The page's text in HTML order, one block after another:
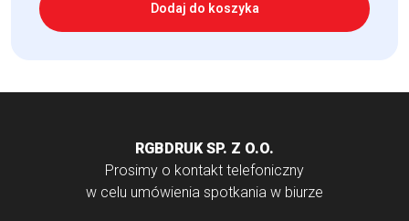
Dodaj do koszyka
RGBDRUK SP. Z O.O.
Prosimy o kontakt telefoniczny
w celu umówienia spotkania w biurze